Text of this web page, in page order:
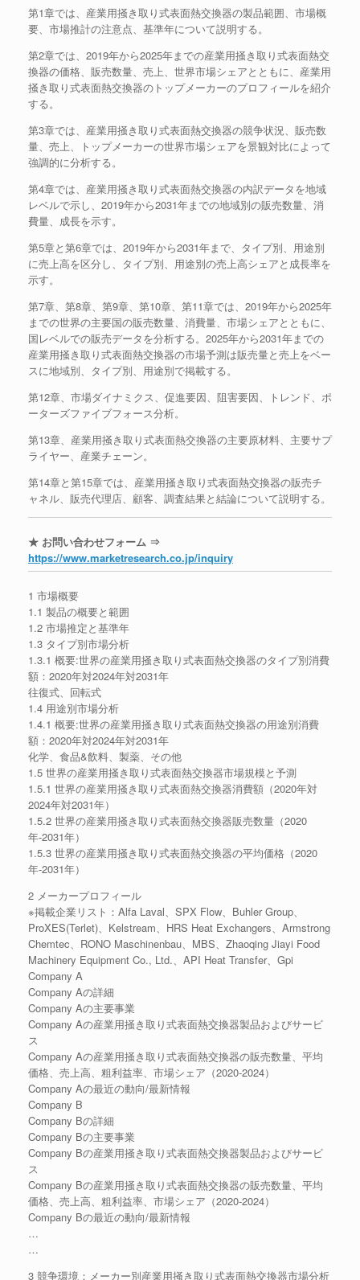
第1章では、産業用掻き取り式表面熱交換器の製品範囲、市場概
要、市場推計の注意点、基準年について説明する。
第2章では、2019年から2025年までの産業用掻き取り式表面熱交
換器の価格、販売数量、売上、世界市場シェアとともに、産業用
掻き取り式表面熱交換器のトップメーカーのプロフィールを紹介
する。
第3章では、産業用掻き取り式表面熱交換器の競争状況、販売数
量、売上、トップメーカーの世界市場シェアを景観対比によって
強調的に分析する。
第4章では、産業用掻き取り式表面熱交換器の内訳データを地域
レベルで示し、2019年から2031年までの地域別の販売数量、消
費量、成長を示す。
第5章と第6章では、2019年から2031年まで、タイプ別、用途別
に売上高を区分し、タイプ別、用途別の売上高シェアと成長率を
示す。
第7章、第8章、第9章、第10章、第11章では、2019年から2025年
までの世界の主要国の販売数量、消費量、市場シェアとともに、
国レベルでの販売データを分析する。2025年から2031年までの
産業用掻き取り式表面熱交換器の市場予測は販売量と売上をベー
スに地域別、タイプ別、用途別で掲載する。
第12章、市場ダイナミクス、促進要因、阻害要因、トレンド、ポ
ーターズファイブフォース分析。
第13章、産業用掻き取り式表面熱交換器の主要原材料、主要サプ
ライヤー、産業チェーン。
第14章と第15章では、産業用掻き取り式表面熱交換器の販売チ
ャネル、販売代理店、顧客、調査結果と結論について説明する。
★ お問い合わせフォーム ⇒
https://www.marketresearch.co.jp/inquiry
1 市場概要
1.1 製品の概要と範囲
1.2 市場推定と基準年
1.3 タイプ別市場分析
1.3.1 概要:世界の産業用掻き取り式表面熱交換器のタイプ別消費
額：2020年対2024年対2031年
往復式、回転式
1.4 用途別市場分析
1.4.1 概要:世界の産業用掻き取り式表面熱交換器の用途別消費
額：2020年対2024年対2031年
化学、食品&飲料、製薬、その他
1.5 世界の産業用掻き取り式表面熱交換器市場規模と予測
1.5.1 世界の産業用掻き取り式表面熱交換器消費額（2020年対
2024年対2031年）
1.5.2 世界の産業用掻き取り式表面熱交換器販売数量（2020
年-2031年）
1.5.3 世界の産業用掻き取り式表面熱交換器の平均価格（2020
年-2031年）
2 メーカープロフィール
※掲載企業リスト：Alfa Laval、SPX Flow、Buhler Group、
ProXES(Terlet)、Kelstream、HRS Heat Exchangers、Armstrong
Chemtec、RONO Maschinenbau、MBS、Zhaoqing Jiayi Food
Machinery Equipment Co., Ltd.、API Heat Transfer、Gpi
Company A
Company Aの詳細
Company Aの主要事業
Company Aの産業用掻き取り式表面熱交換器製品およびサービ
ス
Company Aの産業用掻き取り式表面熱交換器の販売数量、平均
価格、売上高、粗利益率、市場シェア（2020-2024）
Company Aの最近の動向/最新情報
Company B
Company Bの詳細
Company Bの主要事業
Company Bの産業用掻き取り式表面熱交換器製品およびサービ
ス
Company Bの産業用掻き取り式表面熱交換器の販売数量、平均
価格、売上高、粗利益率、市場シェア（2020-2024）
Company Bの最近の動向/最新情報
…
…
3 競争環境：メーカー別産業用掻き取り式表面熱交換器市場分析